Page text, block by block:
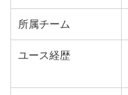
所属チーム
ユース経歴